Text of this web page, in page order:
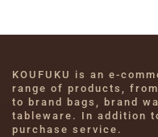
KOUFUKU is an e-
range of products,
to brand bags, brand
tableware. In addition
purchase service.